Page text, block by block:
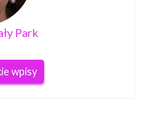
Park
wpisy